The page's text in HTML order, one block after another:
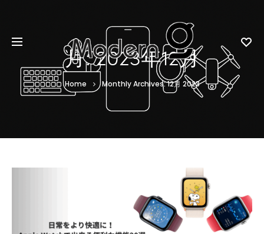
月:2023年12月
Home Monthly Archives: 12月 2023